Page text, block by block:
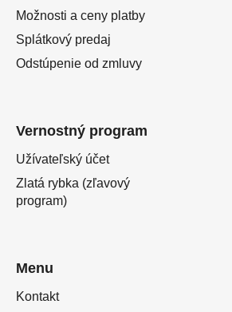
Možnosti a ceny platby
Splátkový predaj
Odstúpenie od zmluvy
Vernostný program
Užívateľský účet
Zlatá rybka (zľavový
program)
Menu
Kontakt